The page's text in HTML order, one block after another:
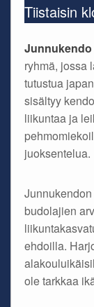
Tiistaisin
Junnukendo
ryhmä, jossa
tutustua
sisältyy
liikuntaa ja
juoksentelua.
budolajien
ehdoilla.
ole tarkkaa